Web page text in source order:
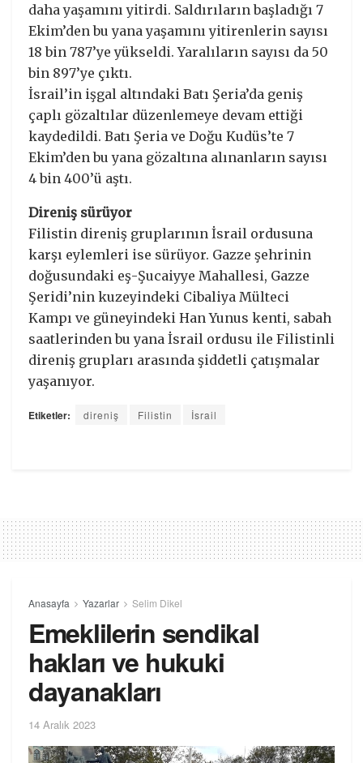
daha yaşamını yitirdi. Saldırıların başladığı 7
Ekim’den bu yana yaşamını yitirenlerin sayısı
18 bin 787’ye yükseldi. Yaralıların sayısı da 50
bin 897’ye çıktı.
İsrail’in işgal altındaki Batı Şeria’da geniş
çaplı gözaltılar düzenlemeye devam ettiği
kaydedildi. Batı Şeria ve Doğu Kudüs’te 7
Ekim’den bu yana gözaltına alınanların sayısı
4 bin 400’ü aştı.
Direniş sürüyor
Filistin direniş gruplarının İsrail ordusuna
karşı eylemleri ise sürüyor. Gazze şehrinin
doğusundaki eş-Şucaiyye Mahallesi, Gazze
Şeridi’nin kuzeyindeki Cibaliya Mülteci
Kampı ve güneyindeki Han Yunus kenti, sabah
saatlerinden bu yana İsrail ordusu ile Filistinli
direniş grupları arasında şiddetli çatışmalar
yaşanıyor.
Etiketler: direniş Filistin İsrail
Anasayfa Yazarlar Selim Dikel
Emeklilerin sendikal
hakları ve hukuki
dayanakları
14 Aralık 2023